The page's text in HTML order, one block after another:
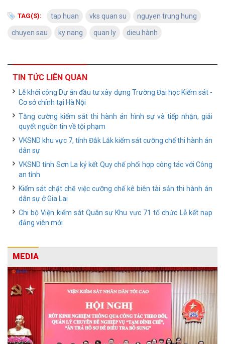
TAG(S): tap huan vks quan su nguyen trung hung
chuyen sau ky nang quan ly dieu hành
TIN TỨC LIÊN QUAN
Lễ khởi công Dự án đầu tư xây dựng Trường Đại học Kiểm sát -
Cơ sở chính tại Hà Nội
Tăng cường kiểm sát thi hành án hình sự và tiếp nhận, giải
quyết nguồn tin về tội phạm
VKSND khu vực 7, tỉnh Đắk Lắk kiểm sát cưỡng chế thi hành án
dân sự
VKSND tỉnh Sơn La ký kết Quy chế phối hợp công tác với Công
an tỉnh
Kiểm sát chặt chẽ việc cưỡng chế kê biên tài sản thi hành án
dân sự ở Gia Lai
Chi bộ Viện kiểm sát Quân sự Khu vực 71 tổ chức Lễ kết nạp
đảng viên mới
MEDIA